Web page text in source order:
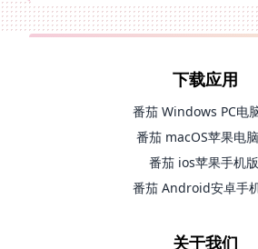
下载应用
番茄 Windows PC电
番茄 macOS苹果电
番茄 ios苹果手机版
番茄 Android安卓手
关于我们